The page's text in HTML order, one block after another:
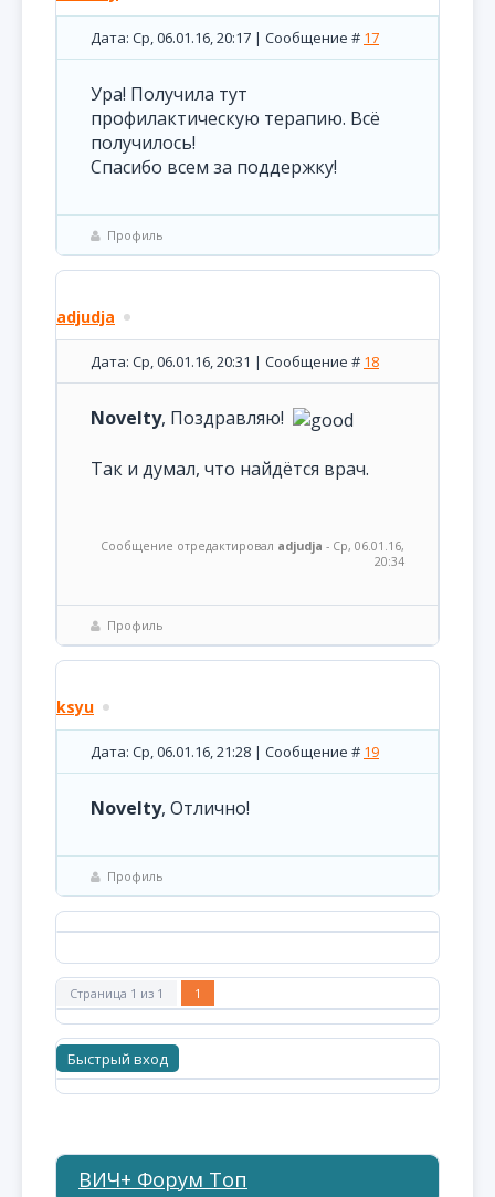
Дата: Ср, 06.01.16, 20:17 | Сообщение # 17
Ура! Получила тут
профилактическую терапию. Всё
получилось!
Спасибо всем за поддержку!
Профиль
adjudja
Дата: Ср, 06.01.16, 20:31 | Сообщение # 18
Novelty, Поздравляю!
Так и думал, что найдётся врач.
Сообщение отредактировал adjudja - Ср, 06.01.16,
20:34
Профиль
ksyu
Дата: Ср, 06.01.16, 21:28 | Сообщение # 19
Novelty, Отлично!
Профиль
Страница 1 из 1 1
ВИЧ+ Форум Топ